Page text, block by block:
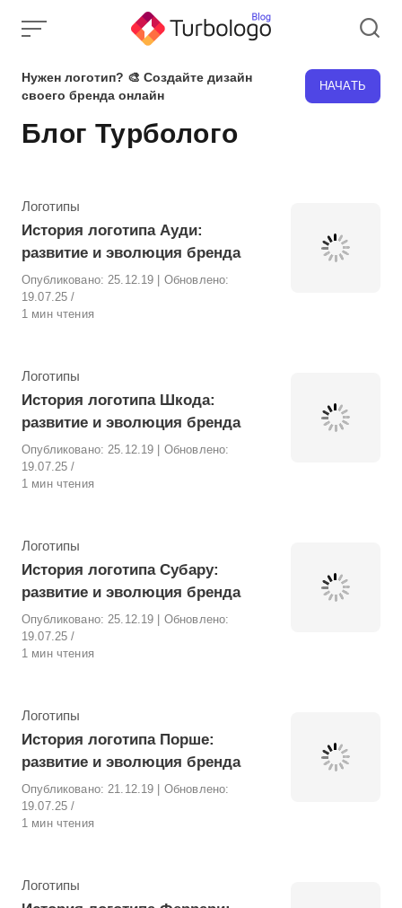
Нужен логотип? 🎨 Создайте дизайн
своего бренда онлайн
НАЧАТЬ
Блог Турболого
Рубрика
Логотипы
История логотипа Ауди:
развитие и эволюция бренда
Опубликовано:25.12.19
| Обновлено:
19.07.25
1 мин чтения
Рубрика
Логотипы
История логотипа Шкода:
развитие и эволюция бренда
Опубликовано:25.12.19
| Обновлено:
19.07.25
1 мин чтения
Рубрика
Логотипы
История логотипа Субару:
развитие и эволюция бренда
Опубликовано:25.12.19
| Обновлено:
19.07.25
1 мин чтения
Рубрика
Логотипы
История логотипа Порше:
развитие и эволюция бренда
Опубликовано:21.12.19
| Обновлено:
19.07.25
1 мин чтения
Рубрика
Логотипы